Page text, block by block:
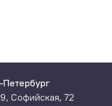
Петербург
Софийская, 72